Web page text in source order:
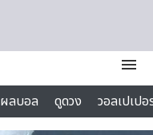
menu
ผลบอล ดูดวง
วอลเปเป